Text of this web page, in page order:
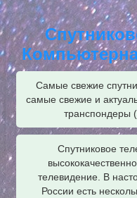
Самые свежие
самые свежие и
транспондеры
Спутниковое
телевидение. В
России есть